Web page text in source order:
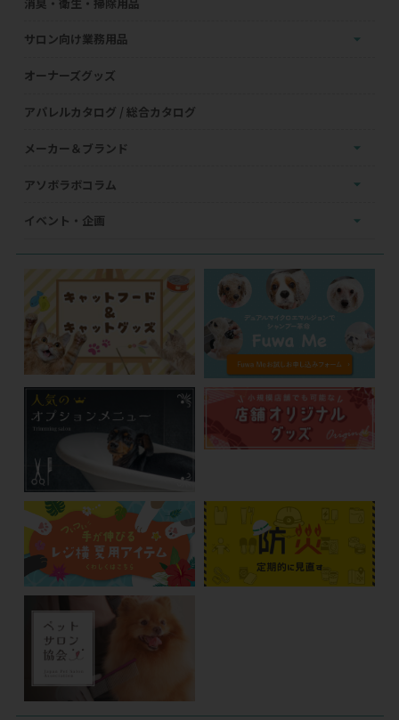
サロン向け業務用品
オーナーズグッズ
アパレルカタログ / 総合カタログ
メーカー＆ブランド
アソボラボコラム
イベント・企画